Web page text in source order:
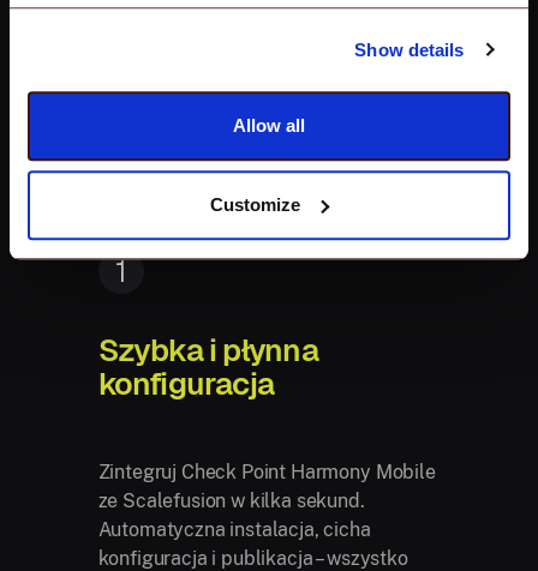
Show details
Allow all
Customize
1
Szybka i płynna
konfiguracja
Zintegruj Check Point Harmony Mobile
ze Scalefusion w kilka sekund.
Automatyczna instalacja, cicha
konfiguracja i publikacja – wszystko